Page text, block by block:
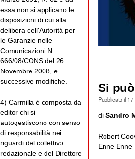
Si
Pubblicato il 17
di Sandro
Robert
Enne Enne
essa non si applicano le
disposizioni di cui alla
delibera dell'Autorità per
le Garanzie nelle
Comunicazioni N.
666/08/CONS del 26
Novembre 2008, e
successive modifiche.
4) Carmilla è composta da
editor chi si
autogestiscono con senso
di responsabilità nei
riguardi del collettivo
redazionale e del Direttore